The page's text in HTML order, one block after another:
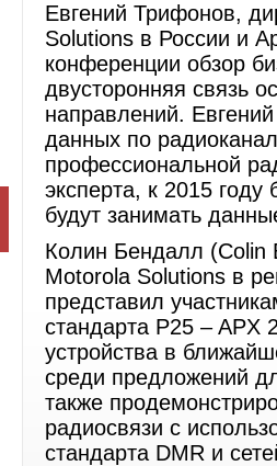
Евгений Трифонов,
Solutions в России и
конференции обзор
двусторонняя связь
направлений.
данных по
профессиональной
эксперта, к 2015
будут занимать
Колин Бендалл (Colin
Motorola Solutions в
представил
стандарта P25 – APX
устройства в
среди предложений
также
радиосвязи с
стандарта DMR и